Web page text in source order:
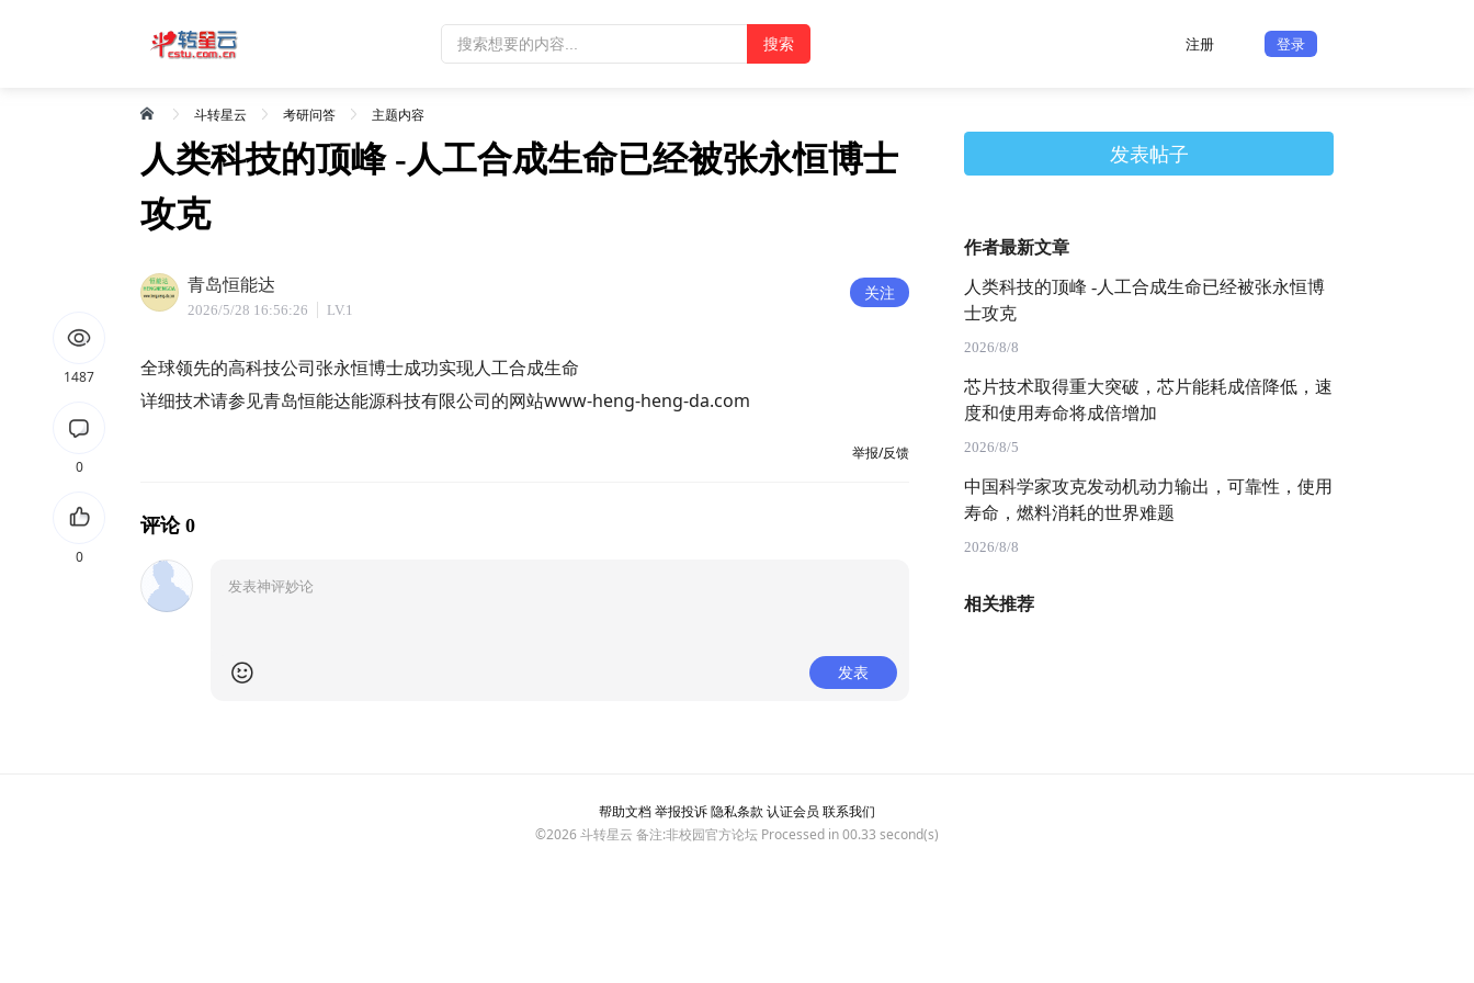
注册 登录
斗转星云 考研问答 主题内容
人类科技的顶峰 -人工合成生命已经被张永恒博士
攻克
青岛恒能达
2026/5/28 16:56:26 LV.1
关注
全球领先的高科技公司张永恒博士成功实现人工合成生命
详细技术请参见青岛恒能达能源科技有限公司的网站www-heng-heng-da.com
举报/反馈
评论 0
发表
发表帖子
作者最新文章
人类科技的顶峰 -人工合成生命已经被张永恒博
士攻克
2026/8/8
芯片技术取得重大突破，芯片能耗成倍降低，速
度和使用寿命将成倍增加
2026/8/5
中国科学家攻克发动机动力输出，可靠性，使用
寿命，燃料消耗的世界难题
2026/8/8
相关推荐
1487
0
0
帮助文档举报投诉隐私条款 认证会员 联系我们
©2026斗转星云 备注:非校园官方论坛 Processed in 00.33 second(s)